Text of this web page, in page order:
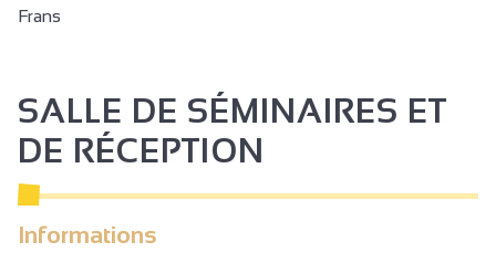
Frans
SALLE DE SÉMINAIRES ET
DE RÉCEPTION
Informations